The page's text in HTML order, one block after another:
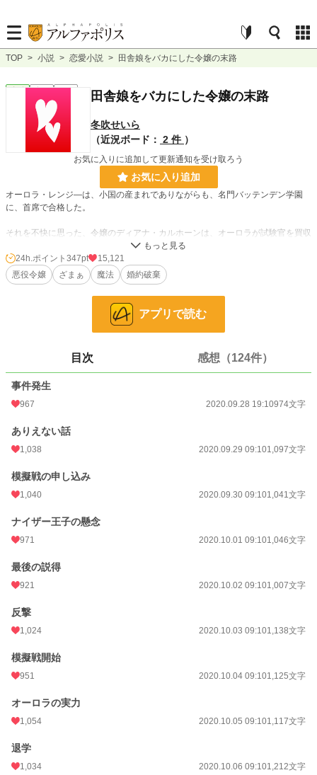
TOP > 小説 > 恋愛小説 > 田舎娘をバカにした令嬢の末路
完結 短編 田舎娘をバカにした令嬢の末路
冬吹せいら
（近況ボード： 2 件 ）
お気に入りに追加して更新通知を受け取ろう
お気に入り追加
オーロラ・レンジ―は、小国の産まれでありながらも、名門バッテンデン学園
に、首席で合格した。
それを不快に思った、令嬢のディアナ・カルホーンは、オーロラが試験官を買収
――あんな田舎娘に、私が負けるわけないじゃない。
田舎娘をバカにした令嬢の末路は……。
3,910 位 / 228,777 件
2,058 位 / 66,369 件
24h.ポイント
文字数 16,778
更新日時
初回公開日時 2020.09.28 19:10
初回完結日時
週間ポイント 5,598 pt (1,838 位)
年間ポイント
24h.ポイント 347pt
15,121
悪役令嬢
ざまぁ 魔法 婚約破棄
アプリで読む
目次 感想（124件）
事件発生
967 2020.09.28 19:10974文字
ありえない話
1,038 2020.09.29 09:101,097文字
模擬戦の申し込み
1,040 2020.09.30 09:101,041文字
ナイザー王子の懸念
971 2020.10.01 09:101,046文字
最後の説得
921 2020.10.02 09:101,007文字
反撃
1,024 2020.10.03 09:101,138文字
模擬戦開始
951 2020.10.04 09:101,125文字
オーロラの実力
1,054 2020.10.05 09:101,117文字
退学
1,034 2020.10.06 09:101,212文字